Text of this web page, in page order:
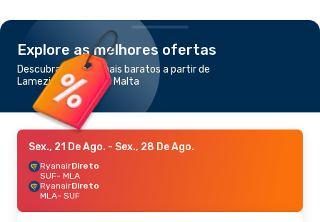
Explore as melhores ofertas
Descubra os voos mais baratos a partir de
Lamezia Terme para Malta
Sex., 21 De Ago. - Sex., 28 De Ago.
RyanairDireto
SUF- MLA
RyanairDireto
MLA- SUF